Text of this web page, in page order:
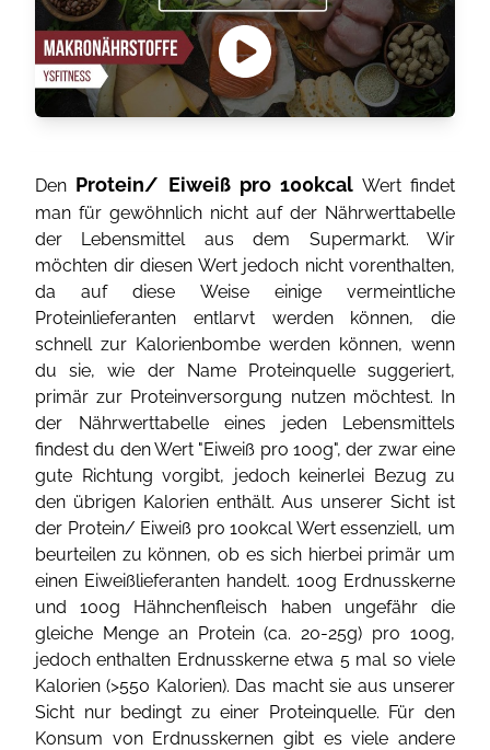
Den Protein/ Eiweiß pro 100kcal Wert findet
man für gewöhnlich nicht auf der Nährwerttabelle
der Lebensmittel aus dem Supermarkt. Wir
möchten dir diesen Wert jedoch nicht vorenthalten,
da auf diese Weise einige vermeintliche
Proteinlieferanten entlarvt werden können, die
schnell zur Kalorienbombe werden können, wenn
du sie, wie der Name Proteinquelle suggeriert,
primär zur Proteinversorgung nutzen möchtest. In
der Nährwerttabelle eines jeden Lebensmittels
findest du den Wert "Eiweiß pro 100g", der zwar eine
gute Richtung vorgibt, jedoch keinerlei Bezug zu
den übrigen Kalorien enthält. Aus unserer Sicht ist
der Protein/ Eiweiß pro 100kcal Wert essenziell, um
beurteilen zu können, ob es sich hierbei primär um
einen Eiweißlieferanten handelt. 100g Erdnusskerne
und 100g Hähnchenfleisch haben ungefähr die
gleiche Menge an Protein (ca. 20-25g) pro 100g,
jedoch enthalten Erdnusskerne etwa 5 mal so viele
Kalorien (>550 Kalorien). Das macht sie aus unserer
Sicht nur bedingt zu einer Proteinquelle. Für den
Konsum von Erdnusskernen gibt es viele andere